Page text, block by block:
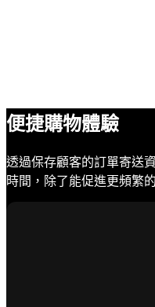
便捷購物體驗
透過保存顧客的訂單寄送
時間，除了能促進更頻繁